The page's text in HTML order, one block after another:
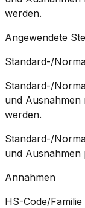
werden.
Angewendete
Standard-/
Standard-/
und
werden.
Standard-/
und
Annahmen
HS-Code/